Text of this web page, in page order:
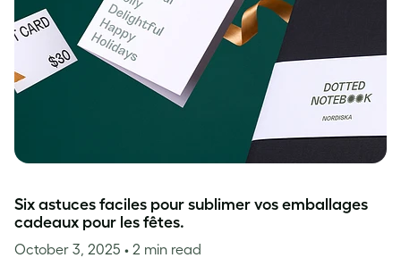
Six astuces faciles pour sublimer vos emballages
cadeaux pour les fêtes.
October 3, 2025 • 2 min read